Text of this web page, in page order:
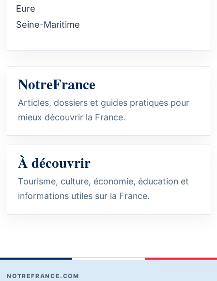
Eure
Seine-Maritime
NotreFrance
Articles, dossiers et guides pratiques pour
mieux découvrir la France.
À découvrir
Tourisme, culture, économie, éducation et
informations utiles sur la France.
NOTREFRANCE.COM